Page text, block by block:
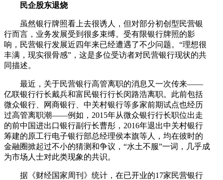
民企股东退烧
虽然银行牌照看上去很诱人，但对部分初创型民营银
行而言，业务发展受到很多束缚。受有限银行牌照的影
响，民营银行发展近四年来已经遭遇了不少问题。“理想很
丰满，现实很骨感”，这是多位受访者对民营银行现状的共
同描述。
最近，关于民营银行高管离职的消息又一次传来——
亿联银行行长戴兵和富民银行行长闵路浩离职。此前包括
微众银行、网商银行、中关村银行等多家前期试点也经历
过高管离职潮——例如，2015年从微众银行行长职位出走
的前中国进出口银行副行长曹彤，2016年退出中关村银行
筹建的原工行电子银行部总经理侯本旗等人，均在彼时的
金融圈掀起过不小的猜测和争议，“水土不服”一词，几乎成
为市场人士对此类现象的共识。
据《财经国家周刊》统计，在已开业的17家民营银行